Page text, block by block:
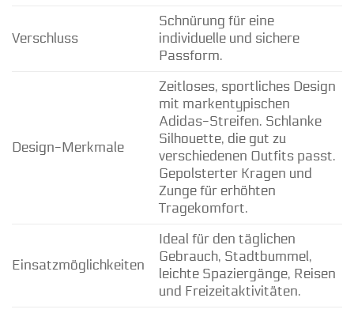
Verschluss
Schnürung für eine
individuelle und sichere
Passform.
Design-Merkmale
Zeitloses, sportliches Design
mit markentypischen
Adidas-Streifen. Schlanke
Silhouette, die gut zu
verschiedenen Outfits passt.
Gepolsterter Kragen und
Zunge für erhöhten
Tragekomfort.
Einsatzmöglichkeiten
Ideal für den täglichen
Gebrauch, Stadtbummel,
leichte Spaziergänge, Reisen
und Freizeitaktivitäten.